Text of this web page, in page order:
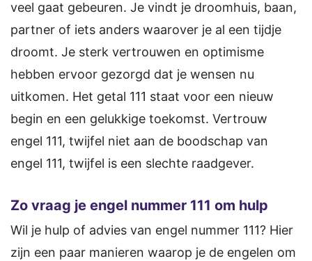
veel gaat gebeuren. Je vindt je droomhuis, baan,
partner of iets anders waarover je al een tijdje
droomt. Je sterk vertrouwen en optimisme
hebben ervoor gezorgd dat je wensen nu
uitkomen. Het getal 111 staat voor een nieuw
begin en een gelukkige toekomst. Vertrouw
engel 111, twijfel niet aan de boodschap van
engel 111, twijfel is een slechte raadgever.
Zo vraag je engel nummer 111 om hulp
Wil je hulp of advies van engel nummer 111? Hier
zijn een paar manieren waarop je de engelen om